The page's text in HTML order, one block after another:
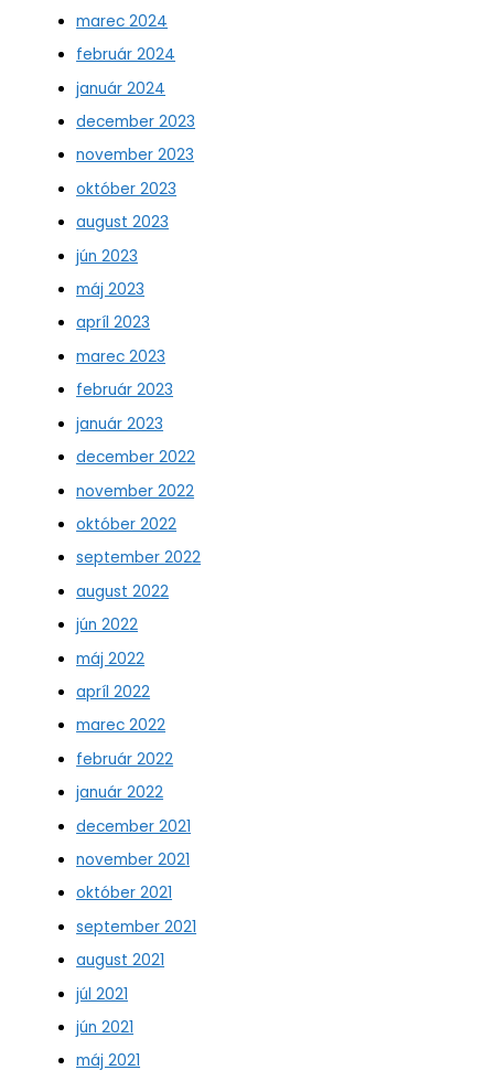
marec 2024
február 2024
január 2024
december 2023
november 2023
október 2023
august 2023
jún 2023
máj 2023
apríl 2023
marec 2023
február 2023
január 2023
december 2022
november 2022
október 2022
september 2022
august 2022
jún 2022
máj 2022
apríl 2022
marec 2022
február 2022
január 2022
december 2021
november 2021
október 2021
september 2021
august 2021
júl 2021
jún 2021
máj 2021